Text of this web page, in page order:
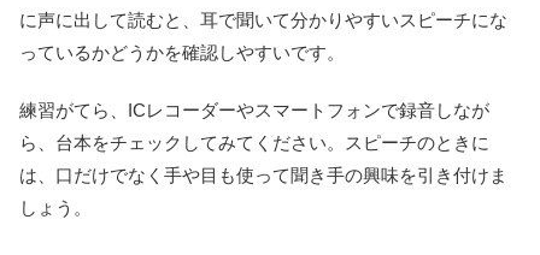
に声に出して読むと、耳で聞いて分かりやすいスピーチにな
っているかどうかを確認しやすいです。
練習がてら、ICレコーダーやスマートフォンで録音しなが
ら、台本をチェックしてみてください。スピーチのときに
は、口だけでなく手や目も使って聞き手の興味を引き付けま
しょう。